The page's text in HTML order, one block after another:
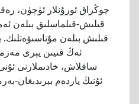
چوڭراق ئورۇنلار ئۈچۈن،
قىلىش-قىلماسلىق بىلەن
قىلىش بىلەن مۇناسىۋەتلىك.
ئەڭ قىيىن يېرى
ساقلاش، خادىملارنى
ئۇنىڭ ياردەم بېرىدىغان-